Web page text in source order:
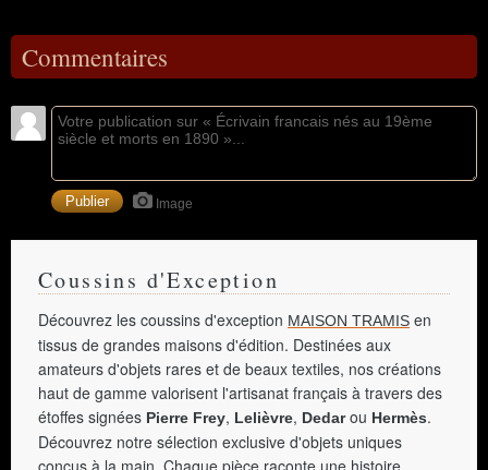
Commentaires
Image
Coussins d'Exception
Découvrez les coussins d'exception MAISON TRAMIS en
tissus de grandes maisons d'édition. Destinées aux
amateurs d'objets rares et de beaux textiles, nos créations
haut de gamme valorisent l'artisanat français à travers des
étoffes signées Pierre Frey, Lelièvre, Dedarou Hermès.
Découvrez notre sélection exclusive d'objets uniques